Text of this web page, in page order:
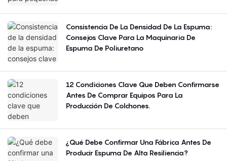
Consistencia De La Densidad De La Espuma:
Consejos Clave Para La Maquinaria De
Espuma De Poliuretano
12 Condiciones Clave Que Deben Confirmarse
Antes De Comprar Equipos Para La
Producción De Colchones.
¿Qué Debe Confirmar Una Fábrica Antes De
Producir Espuma De Alta Resiliencia?